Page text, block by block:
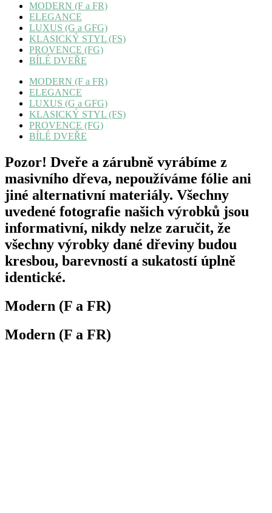
MODERN (F a FR)
ELEGANCE
LUXUS (G a GFG)
KLASICKÝ STYL (FS)
PROVENCE (FG)
BÍLÉ DVEŘE
MODERN (F a FR)
ELEGANCE
LUXUS (G a GFG)
KLASICKÝ STYL (FS)
PROVENCE (FG)
BÍLÉ DVEŘE
Pozor! Dveře a zárubně vyrábíme z
masivního dřeva, nepoužíváme fólie ani
jiné alternativní materiály. Všechny
uvedené fotografie našich výrobků jsou
informativní, nikdy nelze zaručit, že
všechny výrobky dané dřeviny budou
kresbou, barevností a sukatostí úplně
identické.
Modern (F a FR)
Modern (F a FR)